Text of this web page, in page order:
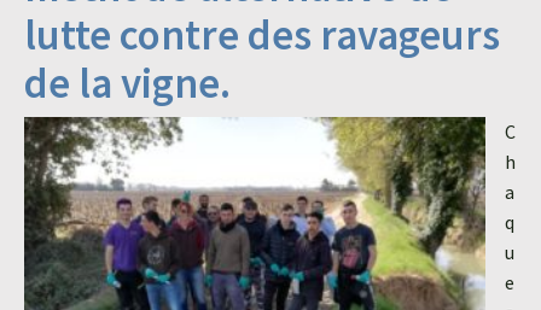
lutte contre des ravageurs
de la vigne.
C
h
a
q
u
e